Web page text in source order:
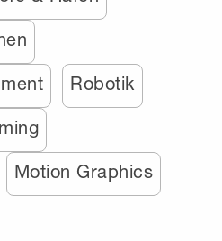
Robotik
Motion Graphics